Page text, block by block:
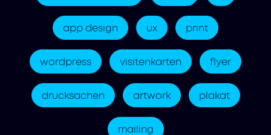
app design ux print
wordpress visitenkarten flyer
drucksachen artwork plakat
mailing